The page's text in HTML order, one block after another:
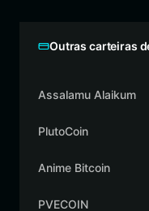
Outras carteiras
Assalamu Alaikum
PlutoCoin
Anime Bitcoin
PVECOIN